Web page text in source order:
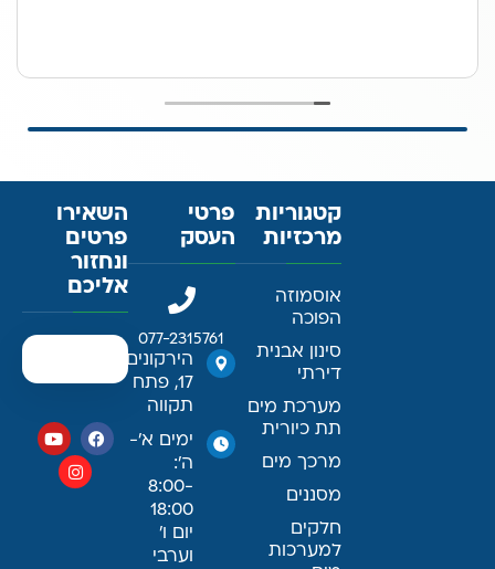
קטגוריות
מרכזיות
אוסמוזה
הפוכה
סינון אבנית
דירתי
מערכת מים
תת כיורית
מרכך מים
מסננים
חלקים
למערכות
פרטי
העסק
077-2315761
הירקונים
17, פתח
תקווה
ימים א׳-
ה׳:
8:00-
18:00
יום ו׳
וערבי
השאירו
פרטים
ונחזור
אליכם